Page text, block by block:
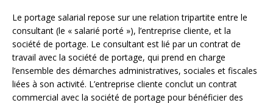
Le portage salarial repose sur une relation tripartite entre le
consultant (le « salarié porté »), l’entreprise cliente, et la
société de portage. Le consultant est lié par un contrat de
travail avec la société de portage, qui prend en charge
l’ensemble des démarches administratives, sociales et fiscales
liées à son activité. L’entreprise cliente conclut un contrat
commercial avec la société de portage pour bénéficier des